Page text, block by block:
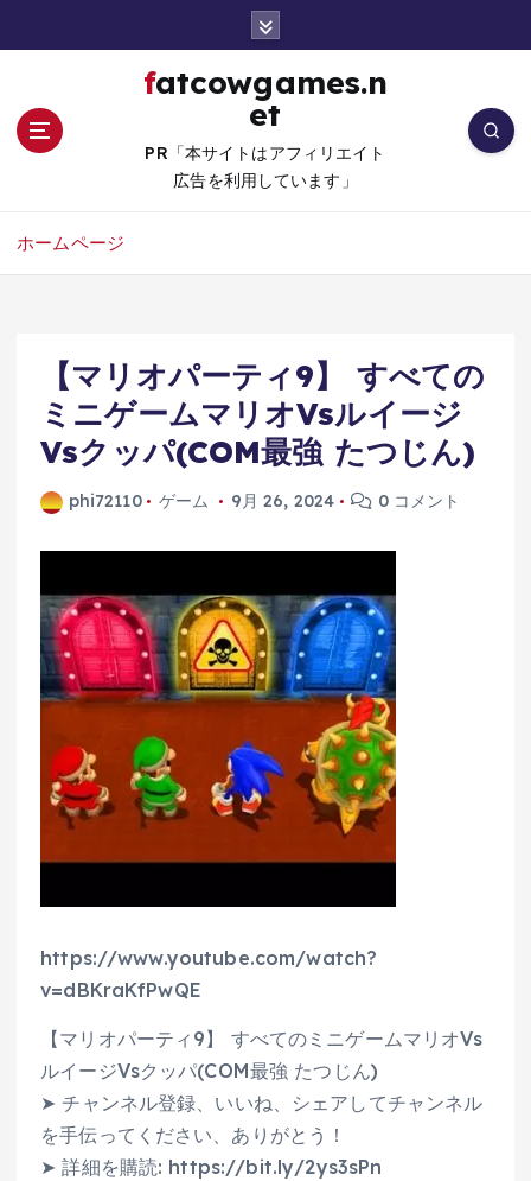
fatcowgames.n
et
PR「本サイトはアフィリエイト
広告を利用しています」
ホームページ
【マリオパーティ9】 すべての
ミニゲームマリオVsルイージ
Vsクッパ(COM最強 たつじん)
phi72110 ゲーム 9月 26, 2024 0 コメント
https://www.youtube.com/watch?
v=dBKraKfPwQE
【マリオパーティ9】 すべてのミニゲームマリオVs
ルイージVsクッパ(COM最強 たつじん)
➤ チャンネル登録、いいね、シェアしてチャンネル
を手伝ってください、ありがとう！
➤ 詳細を購読: https://bit.ly/2ys3sPn